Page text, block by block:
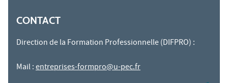
CONTACT
Direction de la Formation Professionnelle (DIFPRO) :
Mail :entreprises-formpro@u-pec.fr